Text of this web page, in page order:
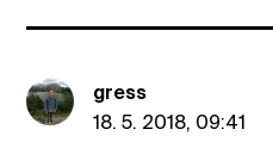
gress
18. 5. 2018, 09:41